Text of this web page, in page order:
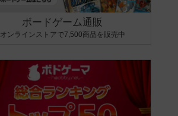
ボードゲーム通販
オンラインストアで7,500商品を販売中